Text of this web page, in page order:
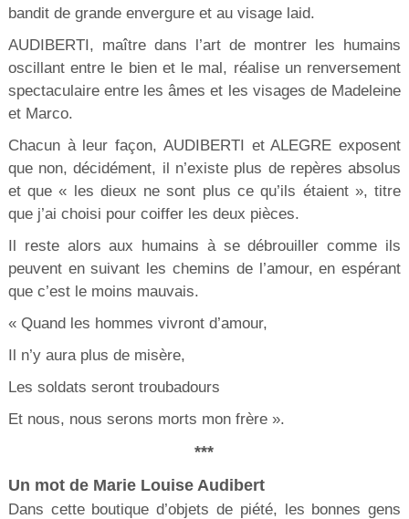
bandit de grande envergure et au visage laid.
AUDIBERTI, maître dans l’art de montrer les humains
oscillant entre le bien et le mal, réalise un renversement
spectaculaire entre les âmes et les visages de Madeleine
et Marco.
Chacun à leur façon, AUDIBERTI et ALEGRE exposent
que non, décidément, il n’existe plus de repères absolus
et que « les dieux ne sont plus ce qu’ils étaient », titre
que j’ai choisi pour coiffer les deux pièces.
Il reste alors aux humains à se débrouiller comme ils
peuvent en suivant les chemins de l’amour, en espérant
que c’est le moins mauvais.
« Quand les hommes vivront d’amour,
Il n’y aura plus de misère,
Les soldats seront troubadours
Et nous, nous serons morts mon frère ».
***
Un mot de Marie Louise Audibert
Dans cette boutique d’objets de piété, les bonnes gens